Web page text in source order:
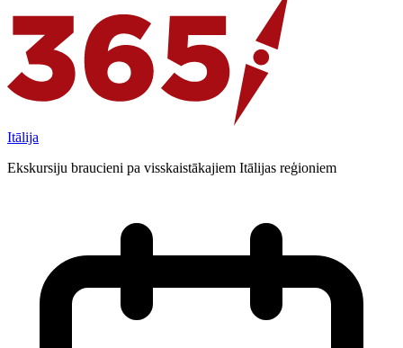
Itālija
Ekskursiju braucieni pa visskaistākajiem Itālijas reģioniem